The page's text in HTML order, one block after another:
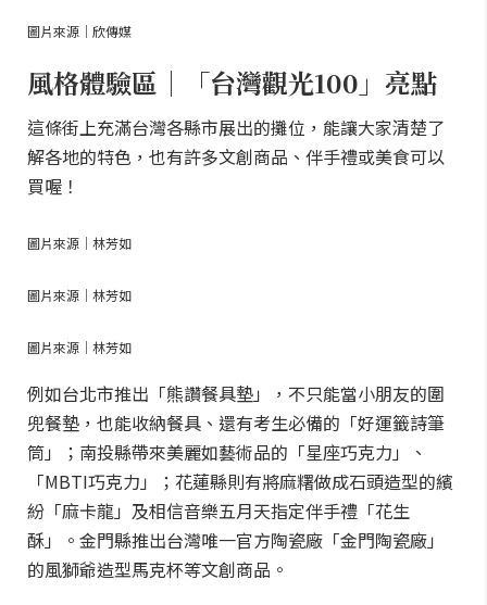
圖片來源｜欣傳媒
風格體驗區｜「台灣觀光100」亮點
這條街上充滿台灣各縣市展出的攤位，能讓大家清楚了
解各地的特色，也有許多文創商品、伴手禮或美食可以
買喔！
圖片來源｜林芳如
圖片來源｜林芳如
圖片來源｜林芳如
例如台北市推出「熊讚餐具墊」，不只能當小朋友的圍
兜餐墊，也能收納餐具、還有考生必備的「好運籤詩筆
筒」；南投縣帶來美麗如藝術品的「星座巧克力」、
「MBTI巧克力」；花蓮縣則有將麻糬做成石頭造型的繽
紛「麻卡龍」及相信音樂五月天指定伴手禮「花生
酥」。金門縣推出台灣唯一官方陶瓷廠「金門陶瓷廠」
的風獅爺造型馬克杯等文創商品。